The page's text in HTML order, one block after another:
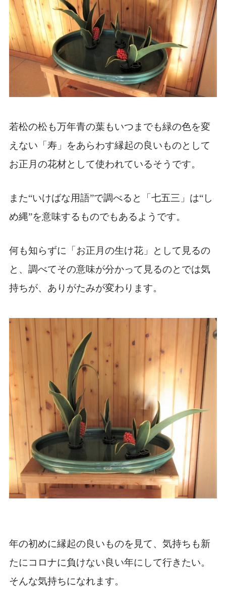
若松の松も万年青の葉もいつまでも緑の色を変
えない「寿」をあらわす縁起の良いものとして
お正月の花材として使われているそうです。
また“いけばな用語”で調べると「七五三」は“し
め縄”を意味するものでもあるようです。
何も知らずに「お正月の生け花」として見るの
と、調べてその意味が分かって見るのとでは気
持ちが、ありがたみが変わります。
年の初めに縁起の良いものを見て、気持ちも新
たにコロナに負けない良い年にして行きたい。
そんな気持ちになれます。